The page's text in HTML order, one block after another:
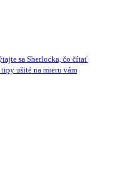
sa Sherlocka, čo čítať
ušité na mieru vám